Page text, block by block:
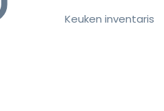
Keuken inventaris